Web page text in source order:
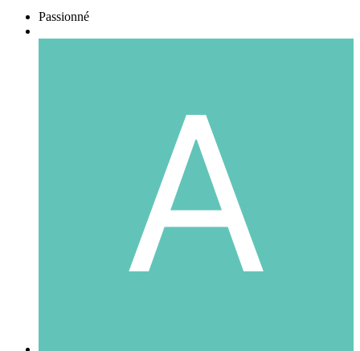
Passionné